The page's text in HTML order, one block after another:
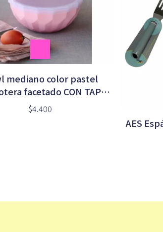
mediano color pastel
facetado CON TAPA
TRANSPARENTE
$4.400
AES